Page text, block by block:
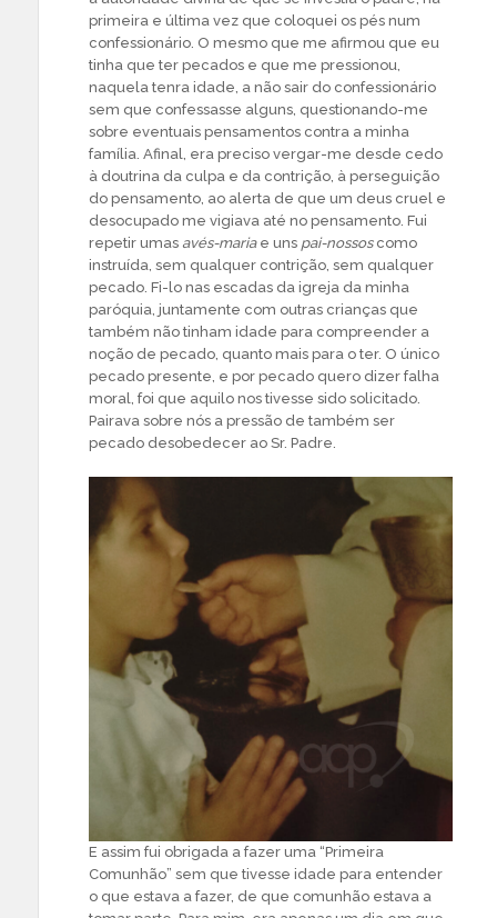
primeira e última vez que coloquei os pés num
confessionário. O mesmo que me afirmou que eu
tinha que ter pecados e que me pressionou,
naquela tenra idade, a não sair do confessionário
sem que confessasse alguns, questionando-me
sobre eventuais pensamentos contra a minha
família. Afinal, era preciso vergar-me desde cedo
à doutrina da culpa e da contrição, à perseguição
do pensamento, ao alerta de que um deus cruel e
desocupado me vigiava até no pensamento. Fui
repetir umas avés-maria e uns pai-nossos como
instruída, sem qualquer contrição, sem qualquer
pecado. Fi-lo nas escadas da igreja da minha
paróquia, juntamente com outras crianças que
também não tinham idade para compreender a
noção de pecado, quanto mais para o ter. O único
pecado presente, e por pecado quero dizer falha
moral, foi que aquilo nos tivesse sido solicitado.
Pairava sobre nós a pressão de também ser
pecado desobedecer ao Sr. Padre.
E assim fui obrigada a fazer uma “Primeira
Comunhão” sem que tivesse idade para entender
o que estava a fazer, de que comunhão estava a